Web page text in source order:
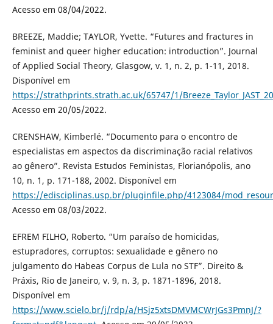
Acesso em 08/04/2022.
BREEZE, Maddie; TAYLOR, Yvette. “Futures and fractures in
feminist and queer higher education: introduction”. Journal
of Applied Social Theory, Glasgow, v. 1, n. 2, p. 1-11, 2018.
Disponível em
https://strathprints.strath.ac.uk/65747/1/
Acesso em 20/05/2022.
CRENSHAW, Kimberlé. “Documento para o encontro de
especialistas em aspectos da discriminação racial relativos
ao gênero”. Revista Estudos Feministas, Florianópolis, ano
10, n. 1, p. 171-188, 2002. Disponível em
https://edisciplinas.usp.br/pluginfile.php/4123084/
Acesso em 08/03/2022.
EFREM FILHO, Roberto. “Um paraíso de homicidas,
estupradores, corruptos: sexualidade e gênero no
julgamento do Habeas Corpus de Lula no STF”. Direito &
Práxis, Rio de Janeiro, v. 9, n. 3, p. 1871-1896, 2018.
Disponível em
https://www.scielo.br/j/rdp/a/HSjz5xtsDMVMCWrJGs3PmnJ/?